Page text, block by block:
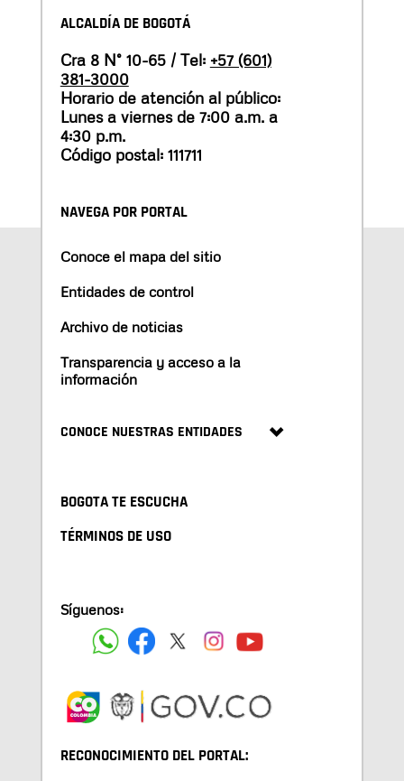
ALCALDÍA DE BOGOTÁ
Cra 8 N° 10-65 / Tel: +57 (601)
381-3000
Horario de atención al público:
Lunes a viernes de 7:00 a.m. a
4:30 p.m.
Código postal: 111711
NAVEGA POR PORTAL
Conoce el mapa del sitio
Entidades de control
Archivo de noticias
Transparencia y acceso a la
información
CONOCE NUESTRAS ENTIDADES
BOGOTA TE ESCUCHA
TÉRMINOS DE USO
Síguenos:
RECONOCIMIENTO DEL PORTAL: